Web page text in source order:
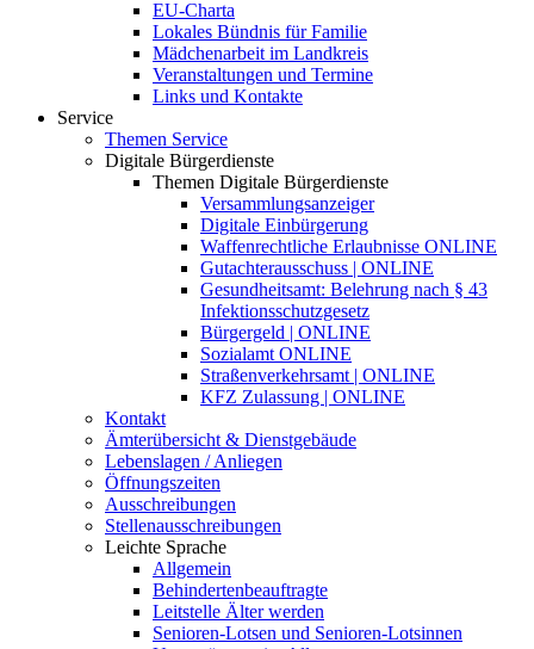
EU-Charta
Lokales Bündnis für Familie
Mädchenarbeit im Landkreis
Veranstaltungen und Termine
Links und Kontakte
Service
Themen Service
Digitale Bürgerdienste
Themen Digitale Bürgerdienste
Versammlungsanzeiger
Digitale Einbürgerung
Waffenrechtliche Erlaubnisse ONLINE
Gutachterausschuss | ONLINE
Gesundheitsamt: Belehrung nach § 43
Infektionsschutzgesetz
Bürgergeld | ONLINE
Sozialamt ONLINE
Straßenverkehrsamt | ONLINE
KFZ Zulassung | ONLINE
Kontakt
Ämterübersicht & Dienstgebäude
Lebenslagen / Anliegen
Öffnungszeiten
Ausschreibungen
Stellenausschreibungen
Leichte Sprache
Allgemein
Behindertenbeauftragte
Leitstelle Älter werden
Senioren-Lotsen und Senioren-Lotsinnen